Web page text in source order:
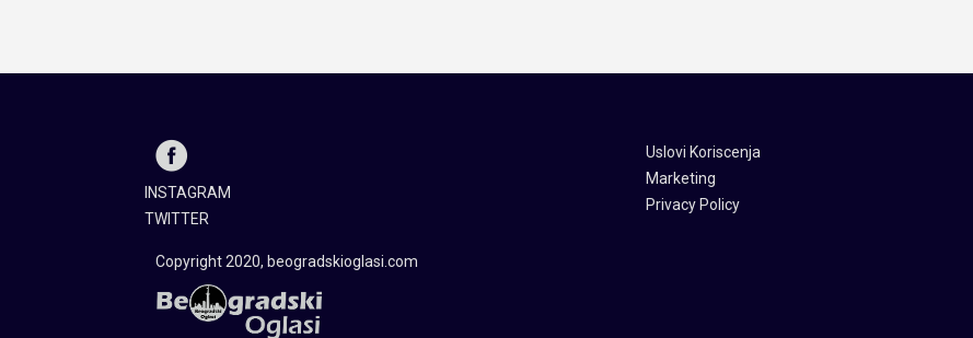
Uslovi Koriscenja
Marketing
Privacy Policy
INSTAGRAM
TWITTER
Copyright 2020, beogradskioglasi.com